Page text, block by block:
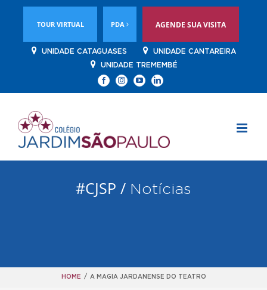
TOUR VIRTUAL PDA AGENDE SUA VISITA
UNIDADE CATAGUASES
UNIDADE CANTAREIRA
UNIDADE TREMEMBÉ
FacebookInstagramYouTubeLinkedin
#CJSP / Notícias
HOME / A MAGIA JARDANENSE DO TEATRO